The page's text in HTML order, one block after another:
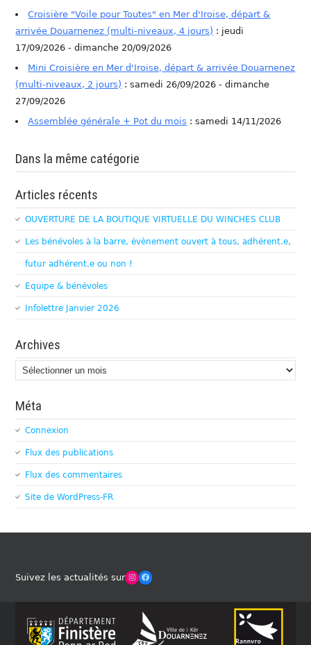
Croisière "Voile pour Toutes" en Mer d'Iroise, départ &
arrivée Douarnenez (multi-niveaux, 4 jours) : jeudi
17/09/2026 - dimanche 20/09/2026
Mini Croisière en Mer d'Iroise, départ & arrivée Douarnenez
(multi-niveaux, 2 jours) : samedi 26/09/2026 - dimanche
27/09/2026
Assemblée générale + Pot du mois : samedi 14/11/2026
Dans la même catégorie
Articles récents
OUVERTURE DE LA BOUTIQUE VIRTUELLE DU WINCHES CLUB
Les bénévoles à la barre, évènement ouvert à tous, adhérent.e,
futur adhérent.e ou non !
Equipe & bénévoles
Infolettre Janvier 2026
Archives
Archives
Méta
Connexion
Flux des publications
Flux des commentaires
Site de WordPress-FR
Suivez les actualités surWinches Club OfficielFacebook